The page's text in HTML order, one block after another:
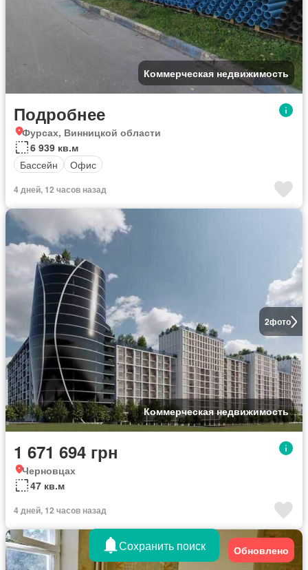
Коммерческая недвижимость
Подробнее
Фурсах, Винницкой области
6 939 кв.м
Бассейн
Офис
4 дней, 12 часов назад
2фото
Коммерческая недвижимость
1 671 694 грн
Черновцах
47 кв.м
4 дней, 12 часов назад
Обновлено
Сохранить поиск